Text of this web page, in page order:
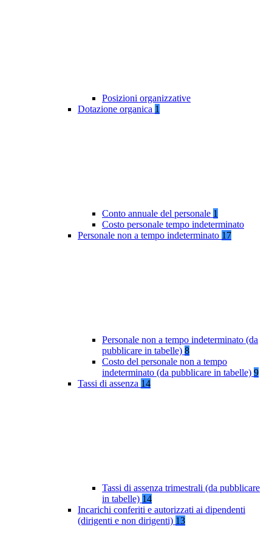
Posizioni organizzative
Dotazione organica 1
Conto annuale del personale 1
Costo personale tempo indeterminato
Personale non a tempo indeterminato 17
Personale non a tempo indeterminato (da
pubblicare in tabelle) 8
Costo del personale non a tempo
indeterminato (da pubblicare in tabelle) 9
Tassi di assenza 14
Tassi di assenza trimestrali (da pubblicare
in tabelle) 14
Incarichi conferiti e autorizzati ai dipendenti
(dirigenti e non dirigenti) 13